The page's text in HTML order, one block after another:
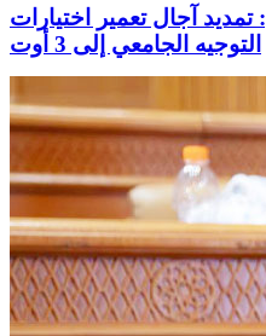
تمديد آجال تعمير اختيارات
التوجيه الجامعي إلى 3 أوت